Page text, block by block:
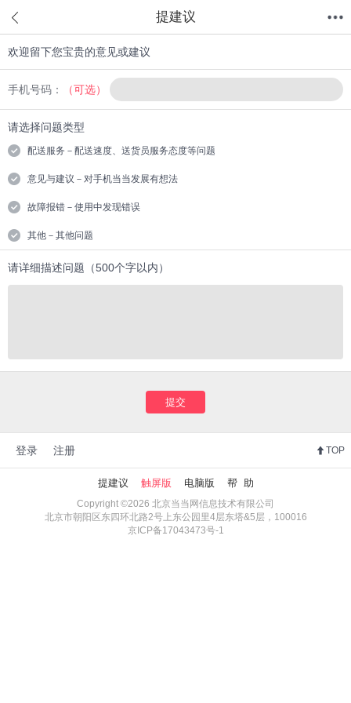
提建议
欢迎留下您宝贵的意见或建议
手机号码： （可选）
请选择问题类型
配送服务－配送速度、送货员服务态度等问题
意见与建议－对手机当当发展有想法
故障报错－使用中发现错误
其他－其他问题
请详细描述问题（500个字以内）
提交
登录 注册 TOP
提建议 触屏版 电脑版 帮 助
Copyright ©2026 北京当当网信息技术有限公司
北京市朝阳区东四环北路2号上东公园里4层东塔&5层，100016
京ICP备17043473号-1